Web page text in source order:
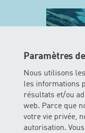
Paramètres
Nous utilisons
les informations
résultats et/ou
web. Parce que
votre vie privée,
autorisation.